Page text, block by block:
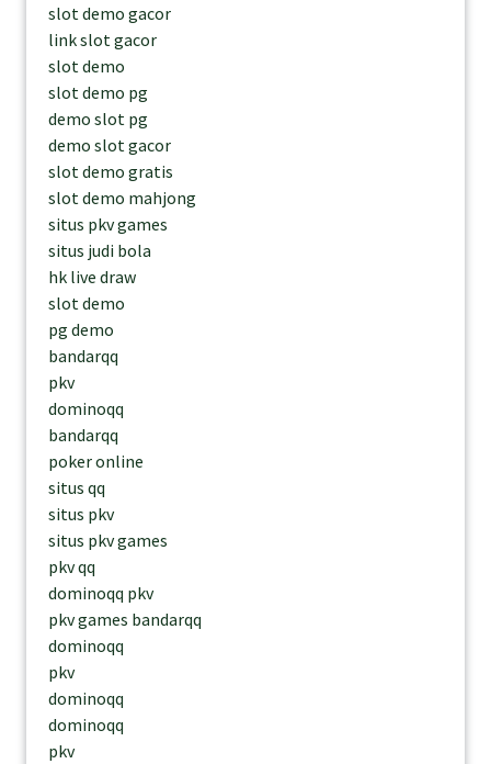
slot demo gacor
link slot gacor
slot demo
slot demo pg
demo slot pg
demo slot gacor
slot demo gratis
slot demo mahjong
situs pkv games
situs judi bola
hk live draw
slot demo
pg demo
bandarqq
pkv
dominoqq
bandarqq
poker online
situs qq
situs pkv
situs pkv games
pkv qq
dominoqq pkv
pkv games bandarqq
dominoqq
pkv
dominoqq
dominoqq
pkv